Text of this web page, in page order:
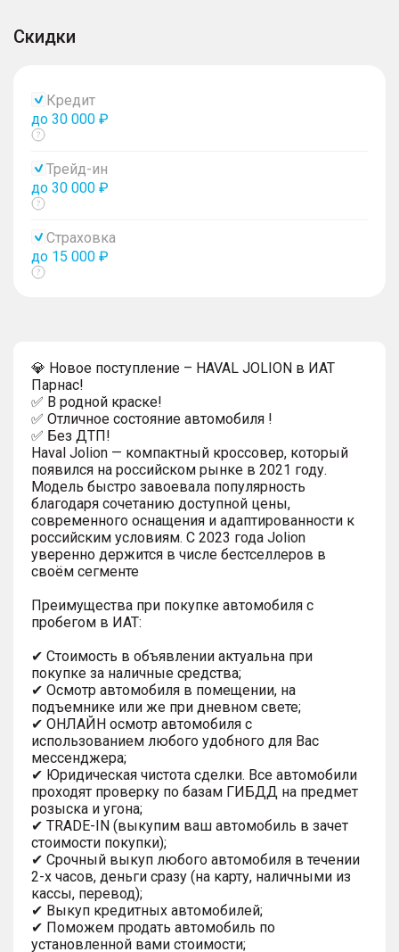
Скидки
Кредит
до 30 000 ₽
Показать
Трейд-ин
до 30 000 ₽
Показать
Страховка
до 15 000 ₽
Показать
💎 Новое поступление – HAVAL JOLION в ИАТ
Парнас!
✅ В родной краске!
✅ Отличное состояние автомобиля !
✅ Без ДТП!
Haval Jolion — компактный кроссовер, который
появился на российском рынке в 2021 году.
Модель быстро завоевала популярность
благодаря сочетанию доступной цены,
современного оснащения и адаптированности к
российским условиям. С 2023 года Jolion
уверенно держится в числе бестселлеров в
своём сегменте
Преимущества при покупке автомобиля с
пробегом в ИАТ:
✔ Стоимость в объявлении актуальна при
покупке за наличные средства;
✔ Осмотр автомобиля в помещении, на
подъемнике или же при дневном свете;
✔ ОНЛАЙН осмотр автомобиля с
использованием любого удобного для Вас
мессенджера;
✔ Юридическая чистота сделки. Все автомобили
проходят проверку по базам ГИБДД на предмет
розыска и угона;
✔ TRADE-IN (выкупим ваш автомобиль в зачет
стоимости покупки);
✔ Срочный выкуп любого автомобиля в течении
2-х часов, деньги сразу (на карту, наличными из
кассы, перевод);
✔ Выкуп кредитных автомобилей;
✔ Поможем продать автомобиль по
установленной вами стоимости;